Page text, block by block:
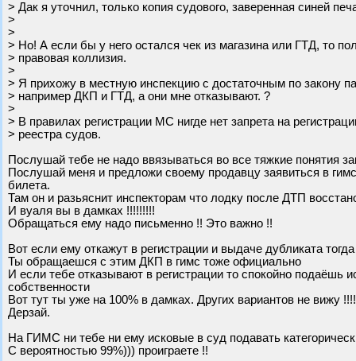
> Дак я уточнил, только копия судового, заверенная синей
>
>
> Но! А если бы у него остался чек из магазина или ГТД, то
> правовая коллизия.
>
> Я прихожу в местную инспекцию с достаточным по закону
> например ДКП и ГТД, а они мне отказывают. ?
>
> В правилах регистрации МС нигде нет запрета на
> реестра судов.
Послушай тебе не надо ввязываться во все тяжкие понятия
Послушай меня и предложи своему продавцу заявиться в
билета.
Там он и разьяснит инспекторам что лодку после ДТП
И вуаля вы в дамках !!!!!!!!!
Обращаться ему надо письменно !! Это важно !!
Вот если ему откажут в регистрации и выдаче дубликата
Ты обращаешся с этим ДКП в гимс тоже официально
И если тебе отказывают в регистрации то спокойно
собственности
Вот тут ты уже на 100% в дамках. Других вариантов не вижу
Дерзай.
На ГИМС ни тебе ни ему исковые в суд подавать
С вероятностью 99%))) проиграете !!